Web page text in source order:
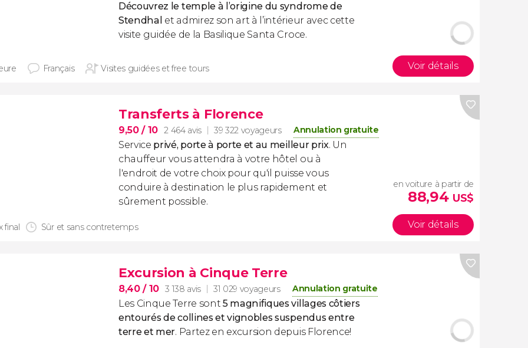
Découvrez le temple à l’origine du syndrome de
Stendhal et admirez son art à l’intérieur avec cette
visite guidée de la Basilique Santa Croce.
Français Visites guidées et free tours Voir détails
Transferts à Florence
9,50/ 10 2 464 avis 39 322 voyageurs Annulation gratuite
Service privé, porte à porte et au meilleur prix. Un
chauffeur vous attendra à votre hôtel ou à
l'endroit de votre choix pour qu'il puisse vous
conduire à destination le plus rapidement et
sûrement possible.
final Sûr et sans contretemps
en voiture à partir de
88,94 US$
Voir détails
Excursion à Cinque Terre
8,40/ 10 3 138 avis 31 029 voyageurs Annulation gratuite
Les Cinque Terre sont 5 magnifiques villages côtiers
entourés de collines et vignobles suspendus entre
terre et mer. Partez en excursion depuis Florence!